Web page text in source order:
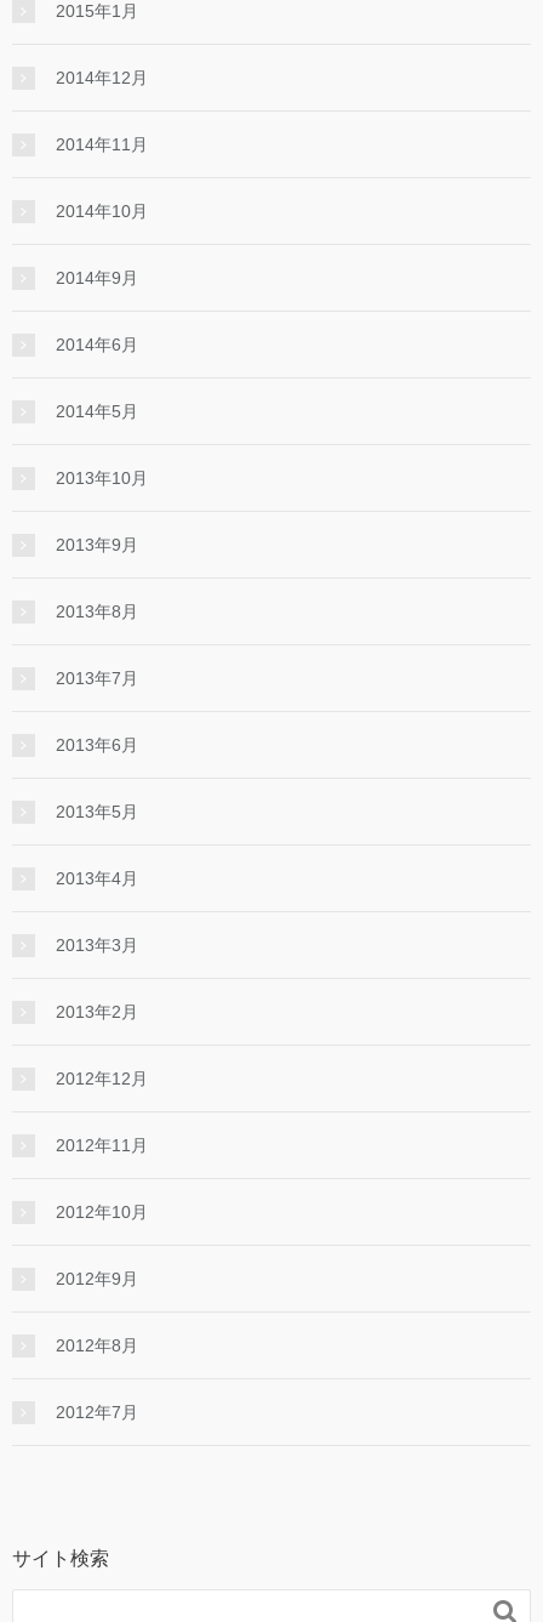
2015年1月
2014年12月
2014年11月
2014年10月
2014年9月
2014年6月
2014年5月
2013年10月
2013年9月
2013年8月
2013年7月
2013年6月
2013年5月
2013年4月
2013年3月
2013年2月
2012年12月
2012年11月
2012年10月
2012年9月
2012年8月
2012年7月
サイト検索
